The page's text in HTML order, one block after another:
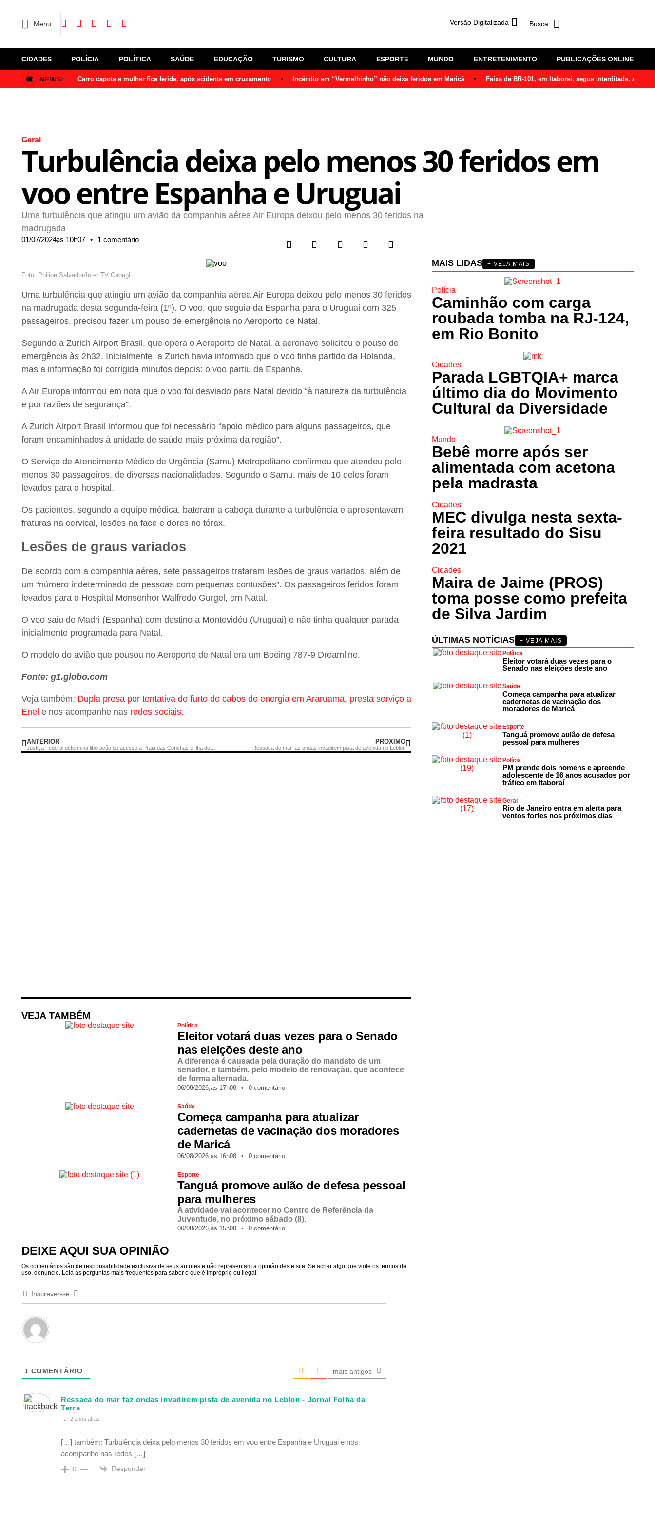
Menu Versão Digitalizada
CIDADES POLÍCIA POLÍTICA SAÚDE EDUCAÇÃO TURISMO CULTURA ESPORTE MUNDO ENTRETENIMENTO PUBLICAÇÕES ONLINE
NEWS: Carro capota e mulher fica ferida, após acidente em cruzamento Incêndio em “Vermelhinho” não deixa feridos em Maricá Faixa da BR-101, em Itaboraí, segue interditada, após
Geral
Turbulência deixa pelo menos 30 feridos em
voo entre Espanha e Uruguai
Uma turbulência que atingiu um avião da companhia aérea Air Europa deixou pelo menos 30 feridos na
madrugada
01/07/2024,às 10h07 • 1 comentário
Foto: Philipe Salvador/Inter TV Cabugi
Uma turbulência que atingiu um avião da companhia aérea Air Europa deixou pelo menos 30 feridos
na madrugada desta segunda-feira (1º). O voo, que seguia da Espanha para o Uruguai com 325
passageiros, precisou fazer um pouso de emergência no Aeroporto de Natal.
Segundo a Zurich Airport Brasil, que opera o Aeroporto de Natal, a aeronave solicitou o pouso de
emergência às 2h32. Inicialmente, a Zurich havia informado que o voo tinha partido da Holanda,
mas a informação foi corrigida minutos depois: o voo partiu da Espanha.
A Air Europa informou em nota que o voo foi desviado para Natal devido “à natureza da turbulência
e por razões de segurança”.
A Zurich Airport Brasil informou que foi necessário “apoio médico para alguns passageiros, que
foram encaminhados à unidade de saúde mais próxima da região”.
O Serviço de Atendimento Médico de Urgência (Samu) Metropolitano confirmou que atendeu pelo
menos 30 passageiros, de diversas nacionalidades. Segundo o Samu, mais de 10 deles foram
levados para o hospital.
Os pacientes, segundo a equipe médica, bateram a cabeça durante a turbulência e apresentavam
fraturas na cervical, lesões na face e dores no tórax.
Lesões de graus variados
De acordo com a companhia aérea, sete passageiros trataram lesões de graus variados, além de
um “número indeterminado de pessoas com pequenas contusões”. Os passageiros feridos foram
levados para o Hospital Monsenhor Walfredo Gurgel, em Natal.
O voo saiu de Madri (Espanha) com destino a Montevidéu (Uruguai) e não tinha qualquer parada
inicialmente programada para Natal.
O modelo do avião que pousou no Aeroporto de Natal era um Boeing 787-9 Dreamline.
Fonte: g1.globo.com
Veja também: Dupla presa por tentativa de furto de cabos de energia em Araruama, presta serviço a
Enel e nos acompanhe nas redes sociais.
ANTERIOR PRÓXIMO
Ressaca do mar faz ondas invadirem pista de avenida no Leblon
VEJA TAMBÉM
Política
Eleitor votará duas vezes para o Senado
nas eleições deste ano
A diferença é causada pela duração do mandato de um
senador, e também, pelo modelo de renovação, que acontece
de forma alternada.
06/08/2026,às 17h08 • 0 comentário
Saúde
Começa campanha para atualizar
cadernetas de vacinação dos moradores
de Maricá
06/08/2026,às 16h08 • 0 comentário
Esporte
Tanguá promove aulão de defesa pessoal
para mulheres
A atividade vai acontecer no Centro de Referência da
Juventude, no próximo sábado (8).
06/08/2026,às 15h08 • 0 comentário
DEIXE AQUI SUA OPINIÃO
Os comentários são de responsabilidade exclusiva de seus autores e não representam a opinião deste site. Se achar algo que viole os termos de
uso, denuncie. Leia as perguntas mais frequentes para saber o que é impróprio ou ilegal.
Inscrever-se
1 COMENTÁRIO mais antigos
Ressaca do mar faz ondas invadirem pista de avenida no Leblon - Jornal Folha da
Terra
2 anos atrás
[…] também: Turbulência deixa pelo menos 30 feridos em voo entre Espanha e Uruguai e nos
acompanhe nas redes […]
0 Responder
MAIS LIDAS + VEJA MAIS
Polícia
Caminhão com carga
roubada tomba na RJ-124,
em Rio Bonito
Cidades
Parada LGBTQIA+ marca
último dia do Movimento
Cultural da Diversidade
Mundo
Bebê morre após ser
alimentada com acetona
pela madrasta
Cidades
MEC divulga nesta sexta-
feira resultado do Sisu
2021
Cidades
Maira de Jaime (PROS)
toma posse como prefeita
de Silva Jardim
ÚLTIMAS NOTÍCIAS
+ VEJA MAIS
Política
Eleitor votará duas vezes para o
Senado nas eleições deste ano
Saúde
Começa campanha para atualizar
cadernetas de vacinação dos
moradores de Maricá
Esporte
Tanguá promove aulão de defesa
pessoal para mulheres
Polícia
PM prende dois homens e apreende
adolescente de 16 anos acusados por
tráfico em Itaboraí
Geral
Rio de Janeiro entra em alerta para
ventos fortes nos próximos dias